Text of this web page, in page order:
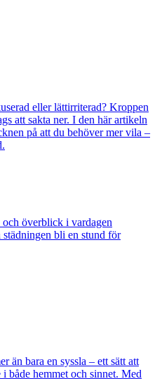
eller lättirriterad? Kroppen
att sakta ner. I den här artikeln
på att du behöver mer vila –
och överblick i vardagen
bli en stund för
än bara en syssla – ett sätt att
både hemmet och sinnet. Med